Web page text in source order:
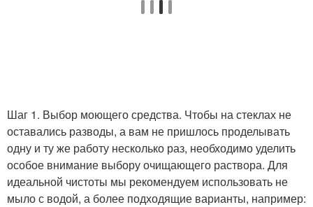
Шаг 1. Выбор моющего средства. Чтобы на стеклах не
оставались разводы, а вам не пришлось проделывать
одну и ту же работу несколько раз, необходимо уделить
особое внимание выбору очищающего раствора. Для
идеальной чистоты мы рекомендуем использовать не
мыло с водой, а более подходящие варианты, например: